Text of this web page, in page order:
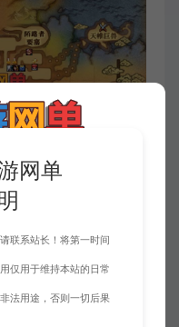
网单
联系站长！将第一时间
仅用于维持本站的日常
法用途，否则一切后果